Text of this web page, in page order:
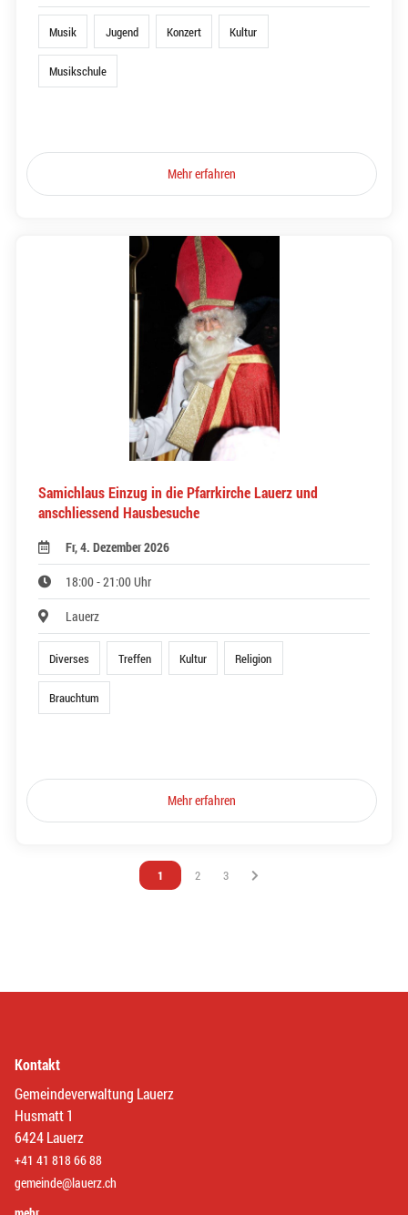
Musik Jugend Konzert Kultur
Musikschule
Mehr erfahren
Samichlaus Einzug in die Pfarrkirche Lauerz und
anschliessend Hausbesuche
Fr, 4. Dezember 2026
18:00 - 21:00 Uhr
Lauerz
Diverses Treffen Kultur Religion
Brauchtum
Mehr erfahren
Vous êtes sur la page
1 Vous êtes sur la page
2 Vous êtes sur la page
3
Kontakt
Gemeindeverwaltung Lauerz
Husmatt 1
6424 Lauerz
+41 41 818 66 88
gemeinde@lauerz.ch